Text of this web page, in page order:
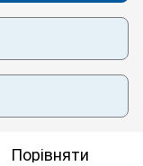
Порівняти